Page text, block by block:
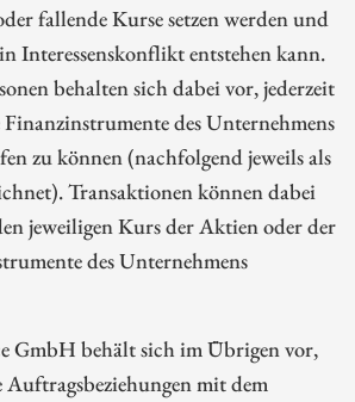
fallende Kurse setzen werden und
Interessenskonflikt entstehen kann.
behalten sich dabei vor, jederzeit
des Unternehmens
zu können (nachfolgend jeweils als
Transaktionen können dabei
jeweiligen Kurs der Aktien oder der
des Unternehmens
GmbH behält sich im Übrigen vor,
mit dem